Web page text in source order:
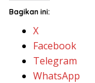
Bagikan ini:
X
Facebook
Telegram
WhatsApp